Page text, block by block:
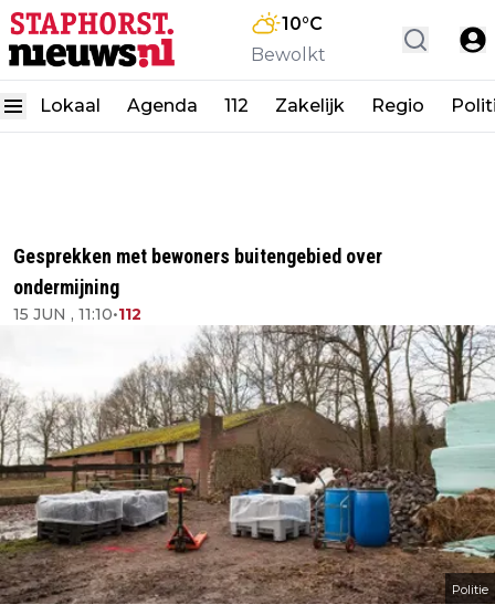
10°C
Bewolkt
Lokaal Agenda 112 Zakelijk Regio
Gesprekken met bewoners buitengebied over
ondermijning
15 JUN , 11:10•112
Politie